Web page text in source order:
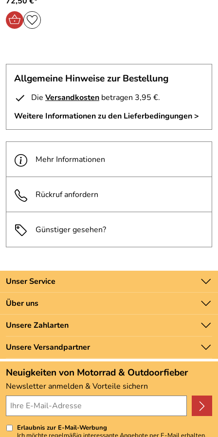
66955 Pirmasens Deutschland, www.hepco-becker.de
Verantwortliche Person: Hepco & Becker GmbH, An der
Allgemeine Hinweise zur Bestellung
Die Versandkosten betragen 3,95 €.
Weitere Informationen zu den Lieferbedingungen >
Mehr Informationen
Rückruf anfordern
Günstiger gesehen?
Unser Service
Kontakt
Batteriegesetz
Newsletter
Zahlung und Versand
Über uns
Unsere Bestseller
Marken
Neu
Angebote
Kundenbewertungen (3.493)
4,9/5*****
Unsere Zahlarten
Unsere Versandpartner
Neuigkeiten von Motorrad & Outdoorfieber
Newsletter anmelden & Vorteile sichern
Erlaubnis zur E-Mail-Werbung